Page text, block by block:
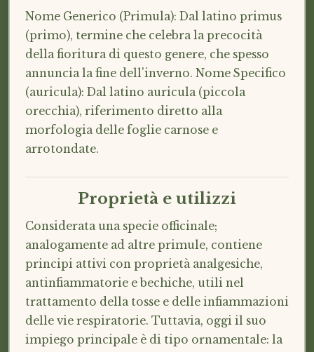
Nome Generico (Primula): Dal latino primus
(primo), termine che celebra la precocità
della fioritura di questo genere, che spesso
annuncia la fine dell'inverno. Nome Specifico
(auricula): Dal latino auricula (piccola
orecchia), riferimento diretto alla
morfologia delle foglie carnose e
arrotondate.
Proprietà e utilizzi
Considerata una specie officinale;
analogamente ad altre primule, contiene
principi attivi con proprietà analgesiche,
antinfiammatorie e bechiche, utili nel
trattamento della tosse e delle infiammazioni
delle vie respiratorie. Tuttavia, oggi il suo
impiego principale è di tipo ornamentale: la